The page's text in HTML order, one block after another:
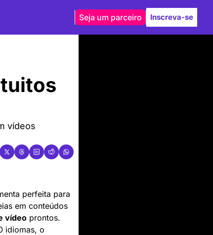
Seja um parceiro Inscreva-se
vídeos
perfeita para
em conteúdos
vídeo prontos.
idiomas, o